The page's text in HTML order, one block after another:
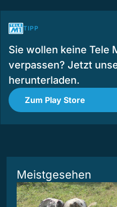
TIPP
Sie wollen keine Tele
verpassen? Jetzt
herunterladen.
Zum Play Store
Meistgesehen